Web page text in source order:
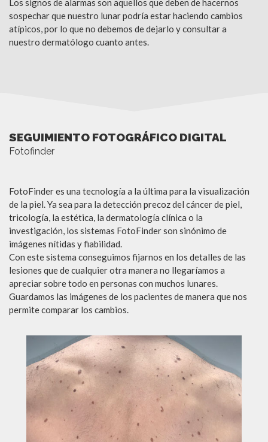
Los signos de alarmas son aquellos que deben de hacernos
sospechar que nuestro lunar podría estar haciendo cambios
atípicos, por lo que no debemos de dejarlo y consultar a
nuestro dermatólogo cuanto antes.
SEGUIMIENTO FOTOGRÁFICO DIGITAL
FotoFinder es una tecnología a la última para la visualización
de la piel. Ya sea para la detección precoz del cáncer de piel,
tricología, la estética, la dermatología clínica o la
investigación, los sistemas FotoFinder son sinónimo de
imágenes nítidas y fiabilidad.
Con este sistema conseguimos fijarnos en los detalles de las
lesiones que de cualquier otra manera no llegaríamos a
apreciar sobre todo en personas con muchos lunares.
Guardamos las imágenes de los pacientes de manera que nos
permite comparar los cambios.